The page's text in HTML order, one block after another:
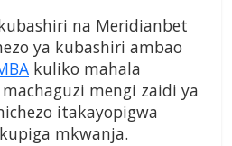
na Meridianbet
ya kubashiri ambao
kuliko mahala
mengi zaidi ya
itakayopigwa
mkwanja.